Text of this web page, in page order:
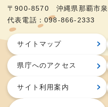
〒900-8570 沖縄県那覇市
代表電話：098-866-2333
サイトマップ
県庁へのアクセス
サイト利用案内